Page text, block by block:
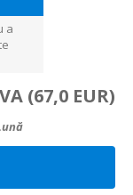
a
(67,0 EUR)